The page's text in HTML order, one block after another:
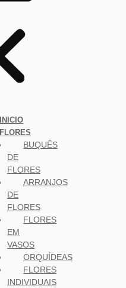
INICIO
FLORES
BUQUÊS
DE
FLORES
ARRANJOS
DE
FLORES
FLORES
EM
VASOS
ORQUÍDEAS
FLORES
INDIVIDUAIS